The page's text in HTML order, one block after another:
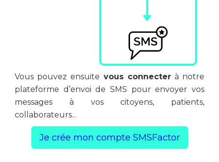
Vous pouvez ensuite vous connecterà notre
plateforme d’envoi de SMS pour envoyer vos
messages à vos citoyens, patients,
collaborateurs...
Je crée mon compte SMSFactor